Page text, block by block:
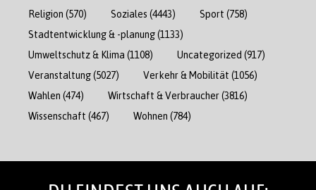
Religion (570) Soziales (4443) Sport (758)
Stadtentwicklung & -planung(1133)
Umweltschutz & Klima (1108) Uncategorized (917)
Veranstaltung(5027) Verkehr & Mobilität (1056)
Wahlen (474) Wirtschaft & Verbraucher(3816)
Wissenschaft (467) Wohnen (784)